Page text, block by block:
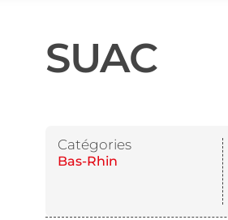
SUAC
Catégories
Bas-Rhin